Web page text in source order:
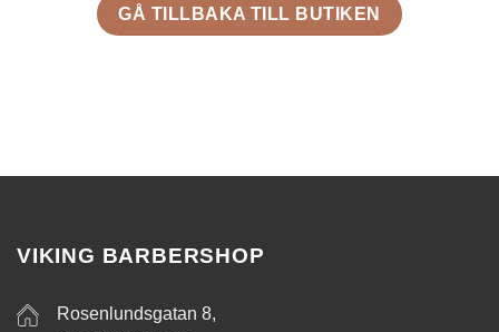
GÅ TILLBAKA TILL BUTIKEN
VIKING BARBERSHOP
Rosenlundsgatan 8,